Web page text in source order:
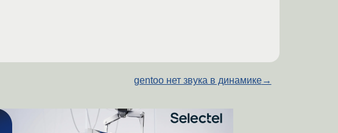
gentoo нет звука в динамике→